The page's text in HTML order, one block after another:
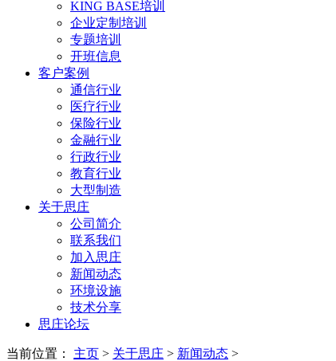
KING BASE培训
企业定制培训
专题培训
开班信息
客户案例
通信行业
医疗行业
保险行业
金融行业
行政行业
教育行业
大型制造
关于思庄
公司简介
联系我们
加入思庄
新闻动态
环境设施
技术分享
思庄论坛
当前位置： 主页 > 关于思庄 > 新闻动态 >